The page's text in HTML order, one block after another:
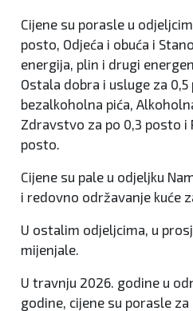
Cijene su porasle u
posto, Odjeća i obuća i
energija, plin i drugi
Ostala dobra i usluge za
bezalkoholna pića,
Zdravstvo za po 0,3 posto
posto.
Cijene su pale u odjeljku
i redovno održavanje kuće
U ostalim odjeljcima, u
mijenjale.
U travnju 2026. godine u
godine, cijene su porasle